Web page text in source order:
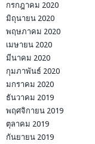
กรกฎาคม 2020
มิถุนายน 2020
พฤษภาคม 2020
เมษายน 2020
มีนาคม 2020
กุมภาพันธ์ 2020
มกราคม 2020
ธันวาคม 2019
พฤศจิกายน 2019
ตุลาคม 2019
กันยายน 2019